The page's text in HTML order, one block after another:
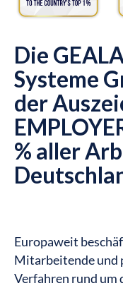
Die
Systeme
der
% aller
Europaweit
Mitarbeitende und
Verfahren rund